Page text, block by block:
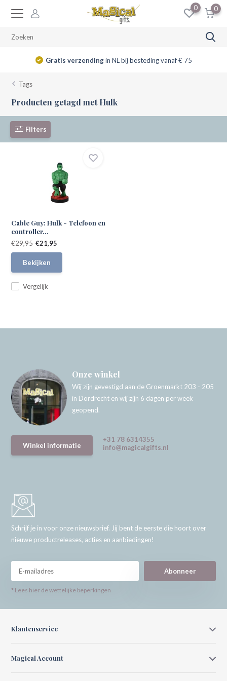
0 0
Gratis verzendingin NL bij besteding vanaf € 75
Tags
Producten getagd met Hulk
Filters
Cable Guy: Hulk - Telefoon en
controller...
Vergelijk
€29,95 €21,95
Bekijken
Onze winkel
Wij zijn gevestigd aan de Groenmarkt 203 - 205
in Dordrecht en wij zijn 6 dagen per week
geopend.
Winkel informatie
+31 78 6314355
info@magicalgifts.nl
Schrijf je in voor onze nieuwsbrief. Jij bent de eerste die hoort over
nieuwe productreleases, acties en aanbiedingen!
Abonneer
* Lees hier de wettelijke beperkingen
Klantenservice
Magical Account